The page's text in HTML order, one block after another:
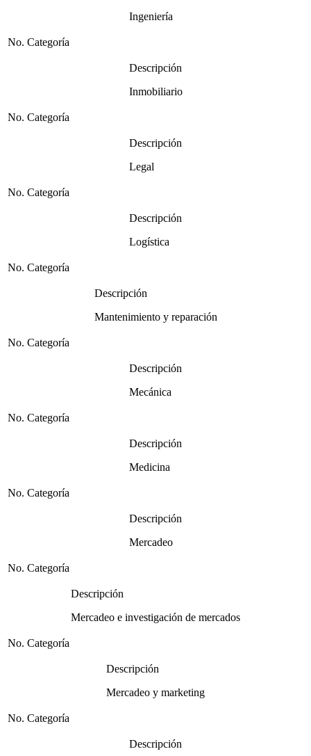
Ingeniería
No. Categoría
Descripción
Inmobiliario
No. Categoría
Descripción
Legal
No. Categoría
Descripción
Logística
No. Categoría
Descripción
Mantenimiento y reparación
No. Categoría
Descripción
Mecánica
No. Categoría
Descripción
Medicina
No. Categoría
Descripción
Mercadeo
No. Categoría
Descripción
Mercadeo e investigación de mercados
No. Categoría
Descripción
Mercadeo y marketing
No. Categoría
Descripción